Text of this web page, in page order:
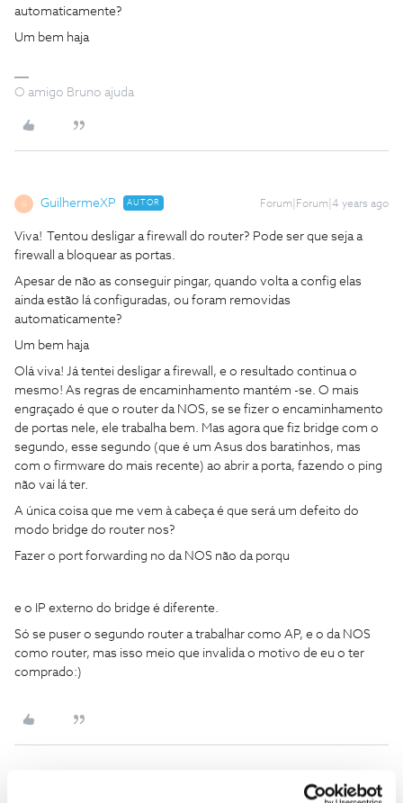
automaticamente?
Um bem haja
O amigo Bruno ajuda
G GuilhermeXP AUTOR Forum|Forum|4 years ago
Viva! Tentou desligar a firewall do router? Pode ser que seja a
firewall a bloquear as portas.
Apesar de não as conseguir pingar, quando volta a config elas
ainda estão lá configuradas, ou foram removidas
automaticamente?
Um bem haja
Olá viva! Já tentei desligar a firewall, e o resultado continua o
mesmo! As regras de encaminhamento mantém -se. O mais
engraçado é que o router da NOS, se se fizer o encaminhamento
de portas nele, ele trabalha bem. Mas agora que fiz bridge com o
segundo, esse segundo (que é um Asus dos baratinhos, mas
com o firmware do mais recente) ao abrir a porta, fazendo o ping
não vai lá ter.
A única coisa que me vem à cabeça é que será um defeito do
modo bridge do router nos?
Fazer o port forwarding no da NOS não da porqu
e o IP externo do bridge é diferente.
Só se puser o segundo router a trabalhar como AP, e o da NOS
como router, mas isso meio que invalida o motivo de eu o ter
comprado:)
Forum|Forum|4 years ago